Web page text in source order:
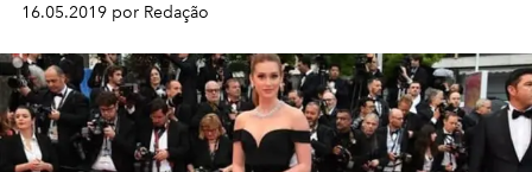
16.05.2019 por Redação